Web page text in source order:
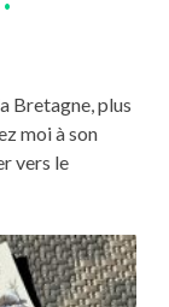
Bretagne, plus
moi à son
vers le